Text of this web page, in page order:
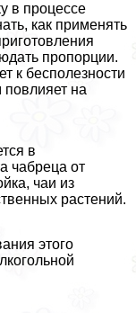
в процессе
как применять
пропорции.
к бесполезности
на
в
чабреца от
чаи из
растений.
этого